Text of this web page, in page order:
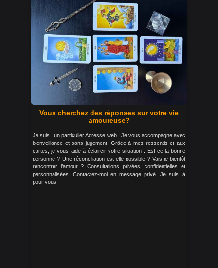
Vous cherchez des réponses sur votre vie
amoureuse?
Je suis : un particulier Adresse web : Je vous accompagne avec
bienveillance et sans jugement. Grâce à mes ressentis et aux
cartes, je vous aide à éclaircir votre situation : Est-ce la bonne
personne ? Une réconciliation est-elle possible ? Vais-je bientôt
rencontrer l’amour ? Consultations privées, confidentielles et
personnalisées. Contactez-moi en message privé. Je suis là
pour vous.